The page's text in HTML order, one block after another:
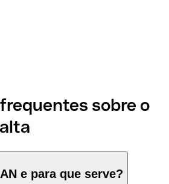
sobre o
e para que serve?